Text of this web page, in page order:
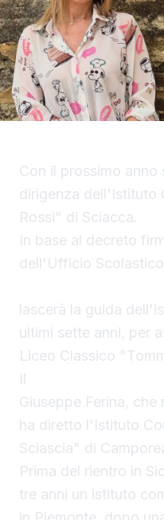
Con il prossimo
dirigenza dell'Istituto
Rossi" di Sciacca.
In base al decreto
dell'Ufficio
lascerà la guida
ultimi sette anni, per
Liceo Classico
Il
Giuseppe Ferina,
ha diretto l'Istituto
Sciascia" di
Prima del rientro in
tre anni un istituto